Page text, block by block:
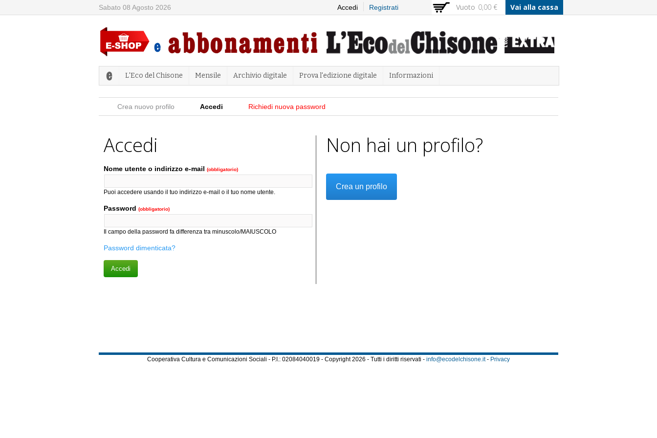
contenuto
Sabato 08 Agosto 2026 Accedi Registrati Vuoto 0,00 € Vai alla cassa
L'Eco del Chisone Mensile Archivio digitale Prova l'edizione digitale Informazioni
Schede primarie
Crea nuovo profilo Accedi (scheda attiva)Richiedi nuova password
Accedi
Nome utente o indirizzo e-mail (obbligatorio)
Puoi accedere usando il tuo indirizzo e-mail o il tuo nome utente.
Password (obbligatorio)
Il campo della password fa differenza tra minuscolo/MAIUSCOLO
Password dimenticata?
Non hai un profilo?
Crea un profilo
Cooperativa Cultura e Comunicazioni Sociali - P.I.: 02084040019 - Copyright 2026 - Tutti i diritti riservati - info@ecodelchisone.it- Privacy